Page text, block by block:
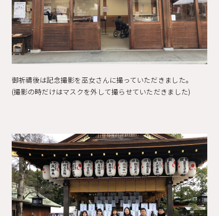
御祈禱後は記念撮影を巫女さんに撮っていただきました。
(撮影の時だけはマスクを外して撮らせていただきました)